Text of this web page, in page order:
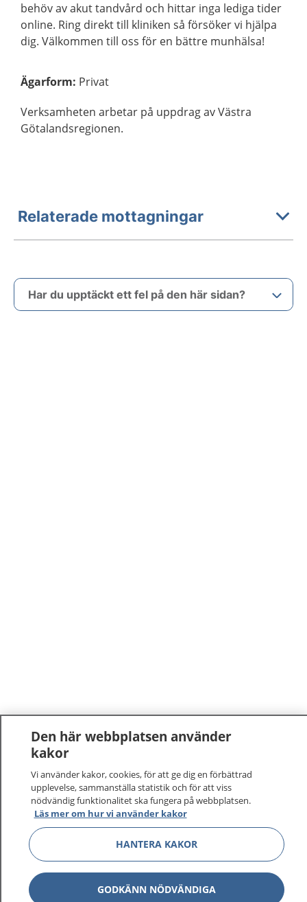
behöv av akut tandvård och hittar inga lediga tider
online. Ring direkt till kliniken så försöker vi hjälpa
dig. Välkommen till oss för en bättre munhälsa!
Ägarform: Privat
Verksamheten arbetar på uppdrag av Västra
Götalandsregionen.
Relaterade mottagningar
Har du upptäckt ett fel på den här sidan?
Den här webbplatsen använder
kakor
Vi använder kakor, cookies, för att ge dig en förbättrad
upplevelse, sammanställa statistik och för att viss
nödvändig funktionalitet ska fungera på webbplatsen.
Läs mer om hur vi använder kakor
HANTERA KAKOR
GODKÄNN NÖDVÄNDIGA